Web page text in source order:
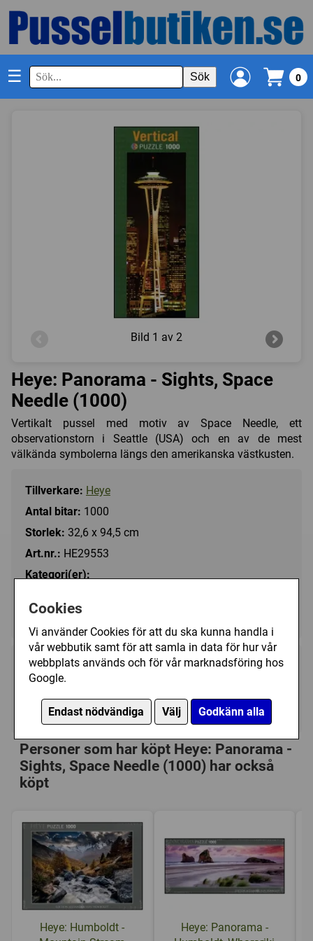
Cookies
Vi använder Cookies för att du ska kunna handla i
vår webbutik samt för att samla in data för hur vår
webbplats används och för vår marknadsföring hos
Google.
Endast nödvändiga Välj Godkänn alla
☰ Sök 0
Bild 1 av 2
Heye: Panorama - Sights, Space
Needle (1000)
Vertikalt pussel med motiv av Space Needle, ett
observationstorn i Seattle (USA) och en av de mest
välkända symbolerna längs den amerikanska västkusten.
Tillverkare: Heye
Antal bitar: 1000
Storlek: 32,6 x 94,5 cm
Art.nr.: HE29553
Kategori(er):
Byggnader/Kända Byggnader
189 kr
Ej tillgänglig
Personer som har köpt Heye: Panorama -
Sights, Space Needle (1000) har också
köpt
Heye: Humboldt -
Heye: Panorama -